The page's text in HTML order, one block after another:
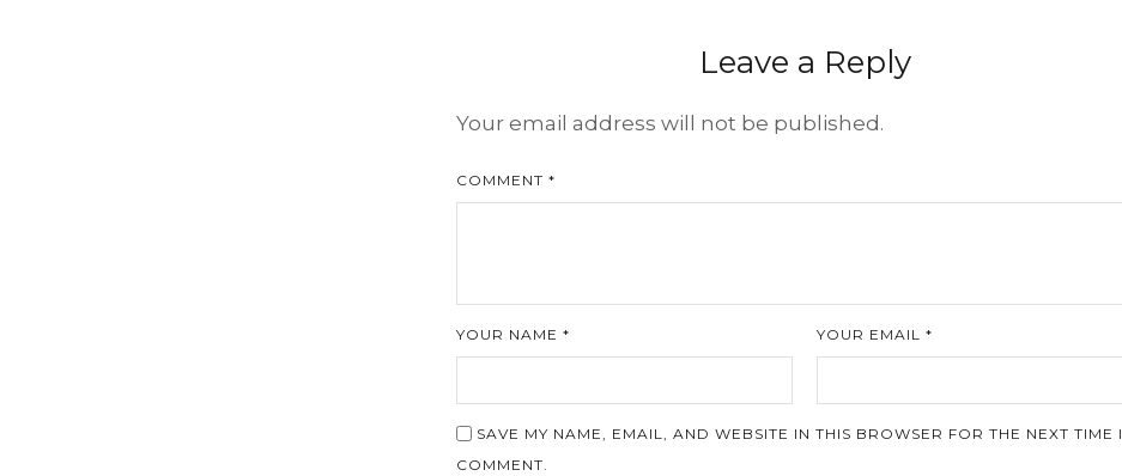
Leave a Reply
Your email address will not be published.
COMMENT *
YOUR NAME * YOUR EMAIL *
SAVE MY NAME, EMAIL, AND WEBSITE IN THIS BROWSER FOR THE NEXT TIME I
COMMENT.